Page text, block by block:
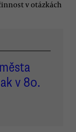
v otázkách
v 80.